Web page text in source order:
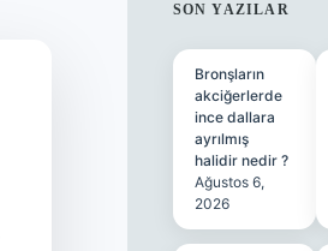
SON YAZILAR
Bronşların
akciğerlerde
ince dallara
ayrılmış
halidir nedir ?
Ağustos 6,
2026